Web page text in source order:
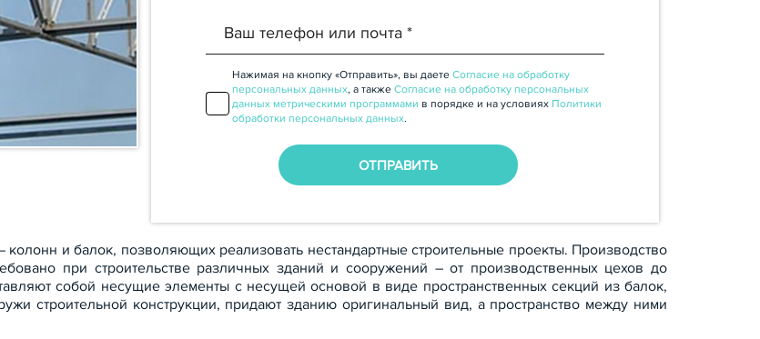
Нажимая на кнопку «Отправить», вы даете Согласие на обработку
персональных данных, а также Согласие на обработку персональных
данных метрическими программами в порядке и на условиях Политики
обработки персональных данных.
и балок, позволяющих реализовать нестандартные строительные проекты. Производство
при строительстве различных зданий и сооружений – от производственных цехов до
собой несущие элементы с несущей основой в виде пространственных секций из балок,
строительной конструкции, придают зданию оригинальный вид, а пространство между ними